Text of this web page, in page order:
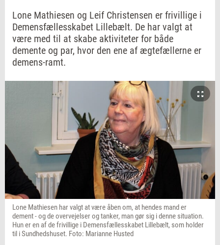
Lone Mathiesen og Leif Christensen er frivillige i
Demensfællesskabet Lillebælt. De har valgt at
være med til at skabe aktiviteter for både
demente og par, hvor den ene af ægtefællerne er
demens-ramt.
Lone Mathiesen har valgt at være åben om, at hendes mand er
dement - og de overvejelser og tanker, man gør sig i denne situation.
Hun er en af de frivillige i Demensfællesskabet Lillebælt, som holder
til i Sundhedshuset. Foto: Marianne Husted